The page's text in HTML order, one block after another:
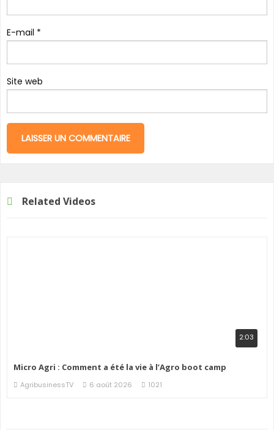
E-mail *
Site web
Related Videos
2:03
Micro Agri : Comment a été la vie à l’Agro boot camp
AgribusinessTV 6 août 2026 1021